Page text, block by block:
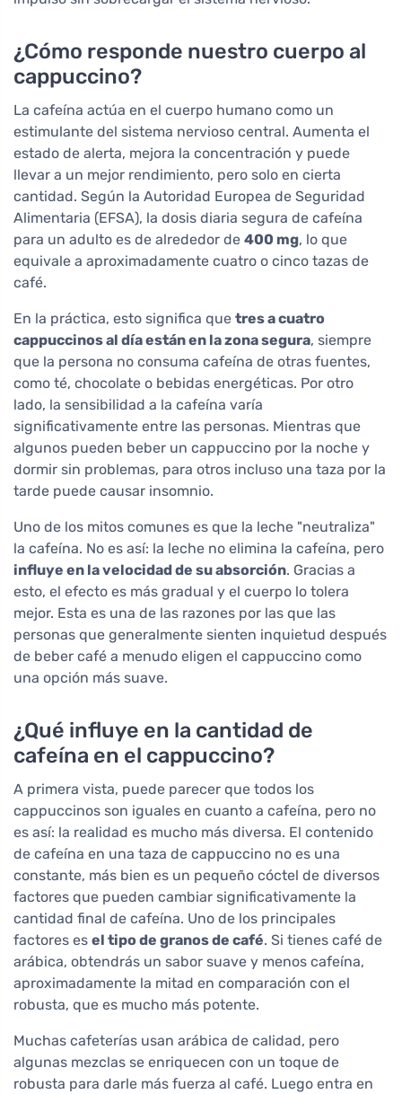
¿Cómo responde nuestro cuerpo al
cappuccino?
La cafeína actúa en el cuerpo humano como un
estimulante del sistema nervioso central. Aumenta el
estado de alerta, mejora la concentración y puede
llevar a un mejor rendimiento, pero solo en cierta
cantidad. Según la Autoridad Europea de Seguridad
Alimentaria (EFSA), la dosis diaria segura de cafeína
para un adulto es de alrededor de 400 mg, lo que
equivale a aproximadamente cuatro o cinco tazas de
café.
En la práctica, esto significa que tres a cuatro
cappuccinos al día están en la zona segura, siempre
que la persona no consuma cafeína de otras fuentes,
como té, chocolate o bebidas energéticas. Por otro
lado, la sensibilidad a la cafeína varía
significativamente entre las personas. Mientras que
algunos pueden beber un cappuccino por la noche y
dormir sin problemas, para otros incluso una taza por la
tarde puede causar insomnio.
Uno de los mitos comunes es que la leche "neutraliza"
la cafeína. No es así: la leche no elimina la cafeína, pero
influye en la velocidad de su absorción. Gracias a
esto, el efecto es más gradual y el cuerpo lo tolera
mejor. Esta es una de las razones por las que las
personas que generalmente sienten inquietud después
de beber café a menudo eligen el cappuccino como
una opción más suave.
¿Qué influye en la cantidad de
cafeína en el cappuccino?
A primera vista, puede parecer que todos los
cappuccinos son iguales en cuanto a cafeína, pero no
es así: la realidad es mucho más diversa. El contenido
de cafeína en una taza de cappuccino no es una
constante, más bien es un pequeño cóctel de diversos
factores que pueden cambiar significativamente la
cantidad final de cafeína. Uno de los principales
factores es el tipo de granos de café. Si tienes café de
arábica, obtendrás un sabor suave y menos cafeína,
aproximadamente la mitad en comparación con el
robusta, que es mucho más potente.
Muchas cafeterías usan arábica de calidad, pero
algunas mezclas se enriquecen con un toque de
robusta para darle más fuerza al café. Luego entra en